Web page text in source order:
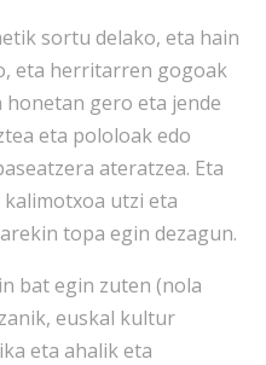
sortu delako, eta hain
eta herritarren gogoak
gero eta jende
eta pololoak edo
ateratzea. Eta
utzi eta
topa egin dezagun.
bat egin zuten (nola
euskal kultur
eta ahalik eta